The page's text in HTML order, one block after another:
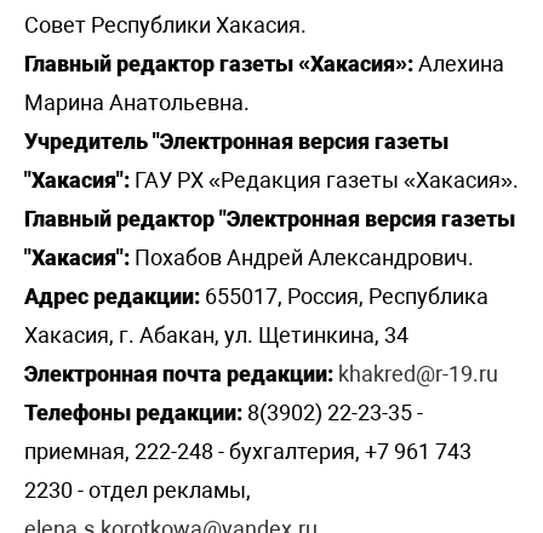
Совет Республики Хакасия.
Главный редактор газеты «Хакасия»:Алехина
Марина Анатольевна.
Учредитель "Электронная версия газеты
"Хакасия": ГАУ РХ «Редакция газеты «Хакасия».
Главный редактор "Электронная версия газеты
"Хакасия": Похабов Андрей Александрович.
Адрес редакции: 655017, Россия, Республика
Хакасия, г. Абакан, ул. Щетинкина, 34
Электронная почта редакции: khakred@r-19.ru
Телефоны редакции: 8(3902) 22-23-35 -
приемная, 222-248 - бухгалтерия, +7 961 743
2230 - отдел рекламы,